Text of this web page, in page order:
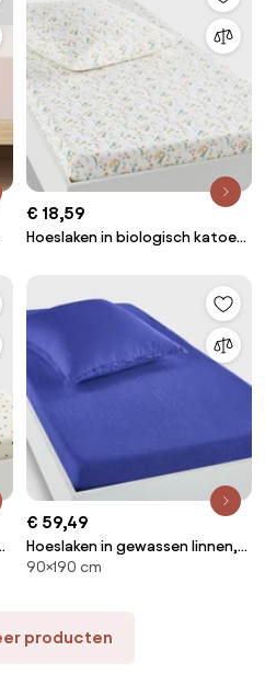
€ 18,59
Hoeslaken in biologisch katoen,
€ 59,49
Hoeslaken in gewassen linnen,
omslag 30 cm, Linot
90×190 cm
producten